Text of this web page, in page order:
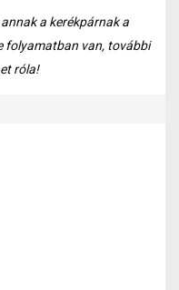
a kerékpárnak a
folyamatban van, további
róla!